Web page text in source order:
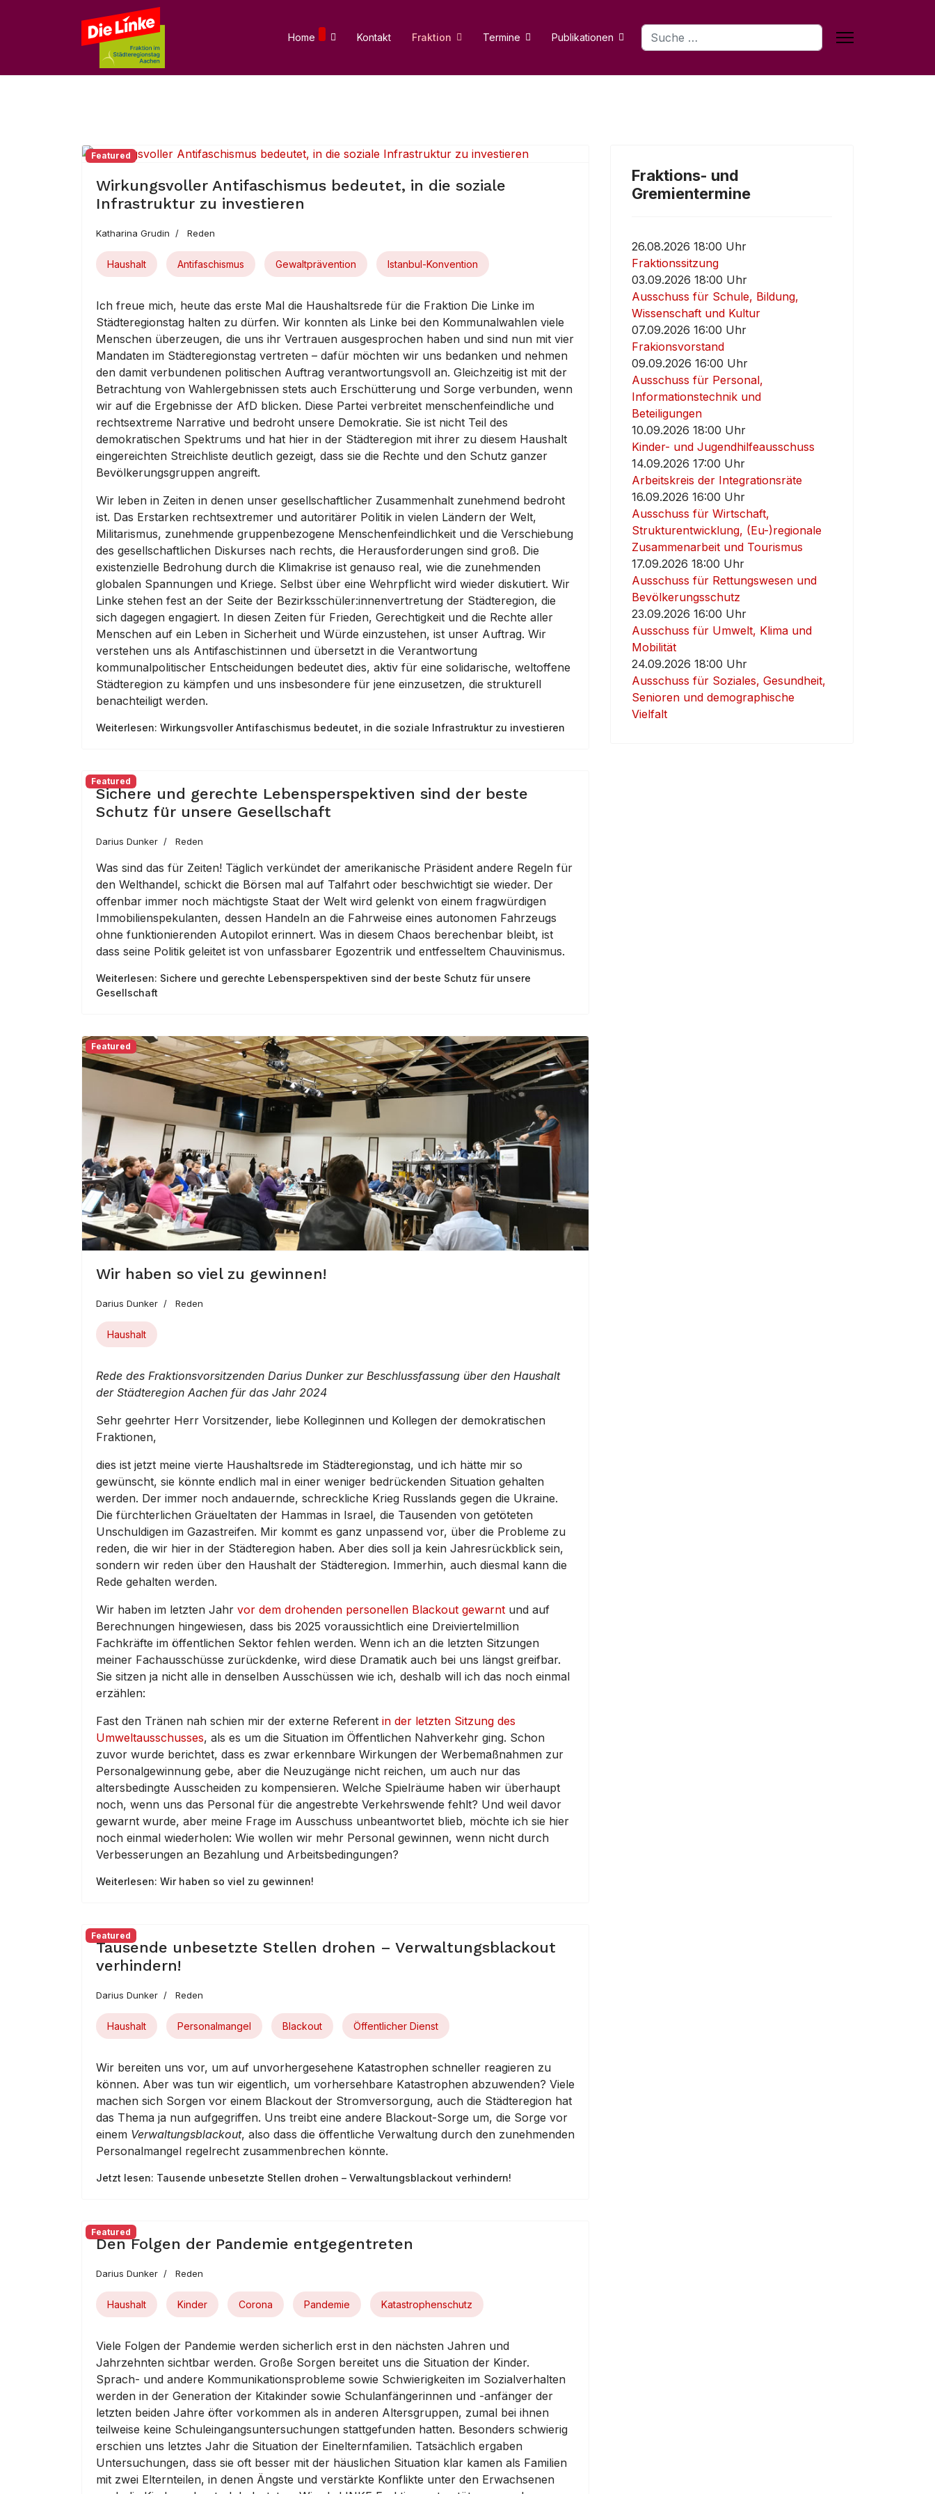
Home Kontakt Fraktion Termine Publikationen Suchen
Featured
Wirkungsvoller Antifaschismus bedeutet, in die soziale
Infrastruktur zu investieren
Katharina Grudin Reden
Haushalt Antifaschismus Gewaltprävention Istanbul-Konvention
Ich freue mich, heute das erste Mal die Haushaltsrede für die Fraktion Die Linke im
Städteregionstag halten zu dürfen. Wir konnten als Linke bei den Kommunalwahlen viele
Menschen überzeugen, die uns ihr Vertrauen ausgesprochen haben und sind nun mit vier
Mandaten im Städteregionstag vertreten – dafür möchten wir uns bedanken und nehmen
den damit verbundenen politischen Auftrag verantwortungsvoll an. Gleichzeitig ist mit der
Betrachtung von Wahlergebnissen stets auch Erschütterung und Sorge verbunden, wenn
wir auf die Ergebnisse der AfD blicken. Diese Partei verbreitet menschenfeindliche und
rechtsextreme Narrative und bedroht unsere Demokratie. Sie ist nicht Teil des
demokratischen Spektrums und hat hier in der Städteregion mit ihrer zu diesem Haushalt
eingereichten Streichliste deutlich gezeigt, dass sie die Rechte und den Schutz ganzer
Bevölkerungsgruppen angreift.
Wir leben in Zeiten in denen unser gesellschaftlicher Zusammenhalt zunehmend bedroht
ist. Das Erstarken rechtsextremer und autoritärer Politik in vielen Ländern der Welt,
Militarismus, zunehmende gruppenbezogene Menschenfeindlichkeit und die Verschiebung
des gesellschaftlichen Diskurses nach rechts, die Herausforderungen sind groß. Die
existenzielle Bedrohung durch die Klimakrise ist genauso real, wie die zunehmenden
globalen Spannungen und Kriege. Selbst über eine Wehrpflicht wird wieder diskutiert. Wir
Linke stehen fest an der Seite der Bezirksschüler:innenvertretung der Städteregion, die
sich dagegen engagiert. In diesen Zeiten für Frieden, Gerechtigkeit und die Rechte aller
Menschen auf ein Leben in Sicherheit und Würde einzustehen, ist unser Auftrag. Wir
verstehen uns als Antifaschist:innen und übersetzt in die Verantwortung
kommunalpolitischer Entscheidungen bedeutet dies, aktiv für eine solidarische, weltoffene
Städteregion zu kämpfen und uns insbesondere für jene einzusetzen, die strukturell
benachteiligt werden.
Weiterlesen: Wirkungsvoller Antifaschismus bedeutet, in die soziale Infrastruktur zu investieren
Featured
Sichere und gerechte Lebensperspektiven sind der beste
Schutz für unsere Gesellschaft
Darius Dunker Reden
Was sind das für Zeiten! Täglich verkündet der amerikanische Präsident andere Regeln für
den Welthandel, schickt die Börsen mal auf Talfahrt oder beschwichtigt sie wieder. Der
offenbar immer noch mächtigste Staat der Welt wird gelenkt von einem fragwürdigen
Immobilienspekulanten, dessen Handeln an die Fahrweise eines autonomen Fahrzeugs
ohne funktionierenden Autopilot erinnert. Was in diesem Chaos berechenbar bleibt, ist
dass seine Politik geleitet ist von unfassbarer Egozentrik und entfesseltem Chauvinismus.
Weiterlesen: Sichere und gerechte Lebensperspektiven sind der beste Schutz für unsere
Gesellschaft
Featured
Wir haben so viel zu gewinnen!
Darius Dunker Reden
Haushalt
Rede des Fraktionsvorsitzenden Darius Dunker zur Beschlussfassung über den Haushalt
der Städteregion Aachen für das Jahr 2024
Sehr geehrter Herr Vorsitzender, liebe Kolleginnen und Kollegen der demokratischen
Fraktionen,
dies ist jetzt meine vierte Haushaltsrede im Städteregionstag, und ich hätte mir so
gewünscht, sie könnte endlich mal in einer weniger bedrückenden Situation gehalten
werden. Der immer noch andauernde, schreckliche Krieg Russlands gegen die Ukraine.
Die fürchterlichen Gräueltaten der Hammas in Israel, die Tausenden von getöteten
Unschuldigen im Gazastreifen. Mir kommt es ganz unpassend vor, über die Probleme zu
reden, die wir hier in der Städteregion haben. Aber dies soll ja kein Jahresrückblick sein,
sondern wir reden über den Haushalt der Städteregion. Immerhin, auch diesmal kann die
Rede gehalten werden.
Wir haben im letzten Jahr vor dem drohenden personellen Blackout gewarnt und auf
Berechnungen hingewiesen, dass bis 2025 voraussichtlich eine Dreiviertelmillion
Fachkräfte im öffentlichen Sektor fehlen werden. Wenn ich an die letzten Sitzungen
meiner Fachausschüsse zurückdenke, wird diese Dramatik auch bei uns längst greifbar.
Sie sitzen ja nicht alle in denselben Ausschüssen wie ich, deshalb will ich das noch einmal
erzählen:
Fast den Tränen nah schien mir der externe Referent in der letzten Sitzung des
Umweltausschusses, als es um die Situation im Öffentlichen Nahverkehr ging. Schon
zuvor wurde berichtet, dass es zwar erkennbare Wirkungen der Werbemaßnahmen zur
Personalgewinnung gebe, aber die Neuzugänge nicht reichen, um auch nur das
altersbedingte Ausscheiden zu kompensieren. Welche Spielräume haben wir überhaupt
noch, wenn uns das Personal für die angestrebte Verkehrswende fehlt? Und weil davor
gewarnt wurde, aber meine Frage im Ausschuss unbeantwortet blieb, möchte ich sie hier
noch einmal wiederholen: Wie wollen wir mehr Personal gewinnen, wenn nicht durch
Verbesserungen an Bezahlung und Arbeitsbedingungen?
Weiterlesen: Wir haben so viel zu gewinnen!
Featured
Tausende unbesetzte Stellen drohen – Verwaltungsblackout
verhindern!
Darius Dunker Reden
Haushalt Personalmangel Blackout Öffentlicher Dienst
Wir bereiten uns vor, um auf unvorhergesehene Katastrophen schneller reagieren zu
können. Aber was tun wir eigentlich, um vorhersehbare Katastrophen abzuwenden? Viele
machen sich Sorgen vor einem Blackout der Stromversorgung, auch die Städteregion hat
das Thema ja nun aufgegriffen. Uns treibt eine andere Blackout-Sorge um, die Sorge vor
einem Verwaltungsblackout, also dass die öffentliche Verwaltung durch den zunehmenden
Personalmangel regelrecht zusammenbrechen könnte.
Jetzt lesen: Tausende unbesetzte Stellen drohen – Verwaltungsblackout verhindern!
Featured
Den Folgen der Pandemie entgegentreten
Darius Dunker Reden
Haushalt Kinder Corona Pandemie Katastrophenschutz
Viele Folgen der Pandemie werden sicherlich erst in den nächsten Jahren und
Jahrzehnten sichtbar werden. Große Sorgen bereitet uns die Situation der Kinder.
Sprach- und andere Kommunikationsprobleme sowie Schwierigkeiten im Sozialverhalten
werden in der Generation der Kitakinder sowie Schulanfängerinnen und -anfänger der
letzten beiden Jahre öfter vorkommen als in anderen Altersgruppen, zumal bei ihnen
teilweise keine Schuleingangsuntersuchungen stattgefunden hatten. Besonders schwierig
erschien uns letztes Jahr die Situation der Einelternfamilien. Tatsächlich ergaben
Untersuchungen, dass sie oft besser mit der häuslichen Situation klar kamen als Familien
mit zwei Elternteilen, in denen Ängste und verstärkte Konflikte unter den Erwachsenen
Fraktions- und
Gremientermine
26.08.2026 18:00 Uhr
Fraktionssitzung
03.09.2026 18:00 Uhr
Ausschuss für Schule, Bildung,
Wissenschaft und Kultur
07.09.2026 16:00 Uhr
Frakionsvorstand
09.09.2026 16:00 Uhr
Ausschuss für Personal,
Informationstechnik und
Beteiligungen
10.09.2026 18:00 Uhr
Kinder- und Jugendhilfeausschuss
14.09.2026 17:00 Uhr
Arbeitskreis der Integrationsräte
16.09.2026 16:00 Uhr
Ausschuss für Wirtschaft,
Strukturentwicklung, (Eu-)regionale
Zusammenarbeit und Tourismus
17.09.2026 18:00 Uhr
Ausschuss für Rettungswesen und
Bevölkerungsschutz
23.09.2026 16:00 Uhr
Ausschuss für Umwelt, Klima und
Mobilität
24.09.2026 18:00 Uhr
Ausschuss für Soziales, Gesundheit,
Senioren und demographische
Vielfalt